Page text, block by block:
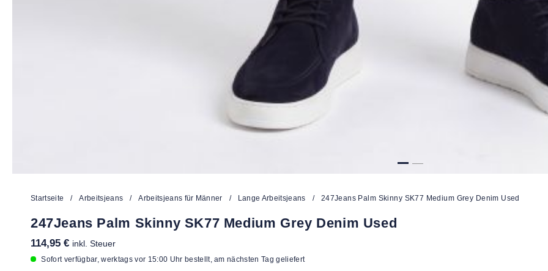
Startseite / Arbeitsjeans / Arbeitsjeans für Männer / Lange Arbeitsjeans / 247Jeans Palm Skinny SK77 Medium Grey Denim Used
247Jeans Palm Skinny SK77 Medium Grey Denim Used
114,95 € inkl. Steuer
Sofort verfügbar, werktags vor 15:00 Uhr bestellt, am nächsten Tag geliefert